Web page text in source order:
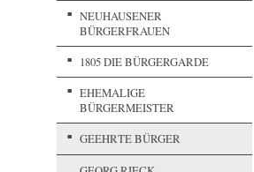
NEUHAUSENER
BÜRGERFRAUEN
1805 DIE BÜRGERGARDE
EHEMALIGE
BÜRGERMEISTER
GEEHRTE BÜRGER